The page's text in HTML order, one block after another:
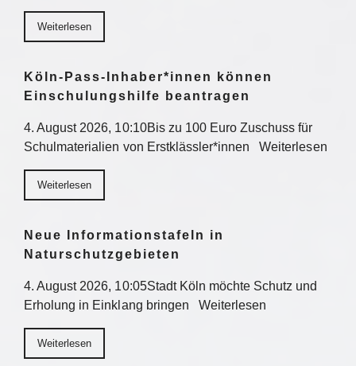
Weiterlesen
Köln-Pass-Inhaber*innen können
Einschulungshilfe beantragen
4. August 2026, 10:10Bis zu 100 Euro Zuschuss für
Schulmaterialien von Erstklässler*innen Weiterlesen
Weiterlesen
Neue Informationstafeln in
Naturschutzgebieten
4. August 2026, 10:05Stadt Köln möchte Schutz und
Erholung in Einklang bringen Weiterlesen
Weiterlesen